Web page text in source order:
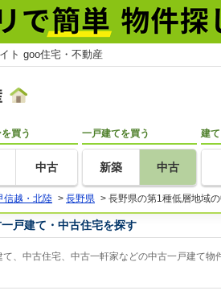
ト goo住宅・不動産
買う
中古
一戸建てを買う
新築 中古
建
信越・北陸 > 長野県 > 長野県の第1種低層地域
戸建て・中古住宅を探す
、中古住宅、中古一軒家などの中古一戸建て